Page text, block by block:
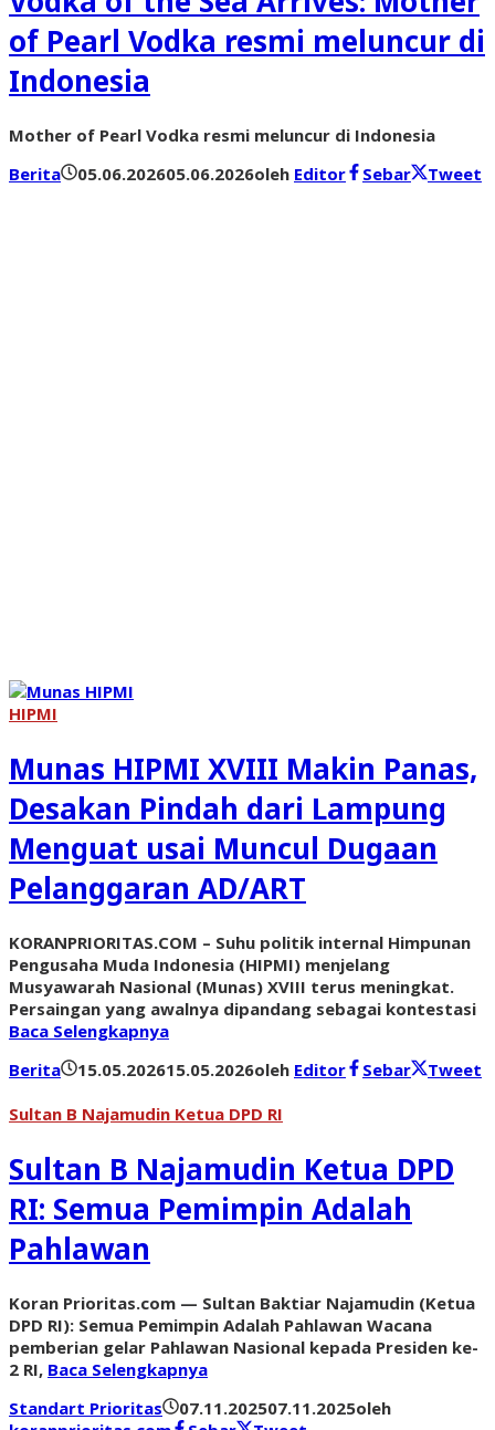
of Pearl Vodka resmi meluncur di
Indonesia
Mother of Pearl Vodka resmi meluncur di Indonesia
Berita
05.06.202605.06.2026oleh Editor Sebar Tweet
HIPMI
Munas HIPMI XVIII Makin Panas,
Desakan Pindah dari Lampung
Menguat usai Muncul Dugaan
Pelanggaran AD/ART
KORANPRIORITAS.COM – Suhu politik internal Himpunan
Pengusaha Muda Indonesia (HIPMI) menjelang
Musyawarah Nasional (Munas) XVIII terus meningkat.
Persaingan yang awalnya dipandang sebagai kontestasi
Baca Selengkapnya
Berita
15.05.202615.05.2026oleh Editor Sebar
Tweet
Sultan B Najamudin Ketua DPD RI
Sultan B Najamudin Ketua DPD
RI: Semua Pemimpin Adalah
Pahlawan
Koran Prioritas.com — Sultan Baktiar Najamudin (Ketua
DPD RI): Semua Pemimpin Adalah Pahlawan Wacana
pemberian gelar Pahlawan Nasional kepada Presiden ke-
2 RI, Baca Selengkapnya
Standart Prioritas
07.11.202507.11.2025oleh